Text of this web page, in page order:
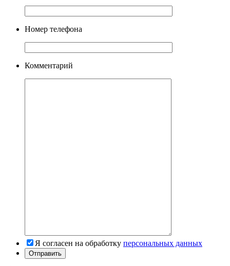
Номер телефона
Комментарий
Я согласен на обработку персональных данных